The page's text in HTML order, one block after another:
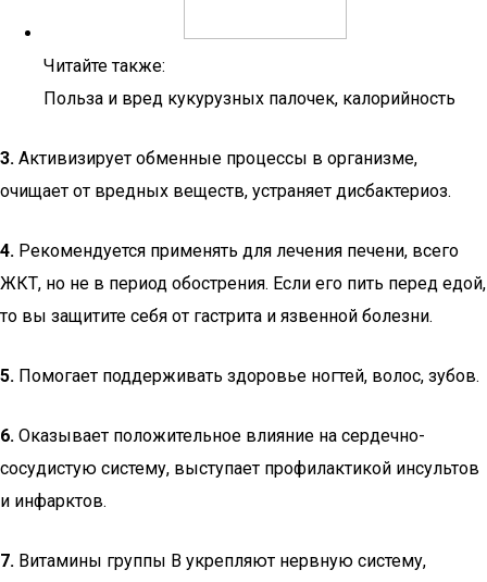
Читайте также:
Польза и вред кукурузных палочек, калорийность
3. Активизирует обменные процессы в организме,
очищает от вредных веществ, устраняет дисбактериоз.
4. Рекомендуется применять для лечения печени, всего
ЖКТ, но не в период обострения. Если его пить перед едой,
то вы защитите себя от гастрита и язвенной болезни.
5. Помогает поддерживать здоровье ногтей, волос, зубов.
6. Оказывает положительное влияние на сердечно-
сосудистую систему, выступает профилактикой инсультов
и инфарктов.
7. Витамины группы В укрепляют нервную систему,